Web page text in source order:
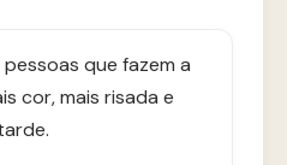
que fazem a
cor, mais risada e